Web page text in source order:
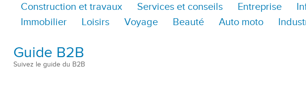
Construction et travaux Services et conseils Entreprise
Immobilier
Loisirs Voyage Beauté Auto moto
Guide B2B
Suivez le guide du B2B